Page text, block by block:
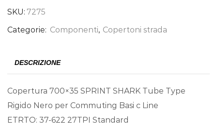
SKU: 7275
Categorie: Componenti, Copertoni strada
DESCRIZIONE
Copertura 700×35 SPRINT SHARK Tube Type
Rigido Nero per Commuting Basi c Line
ETRTO: 37-622 27TPI Standard